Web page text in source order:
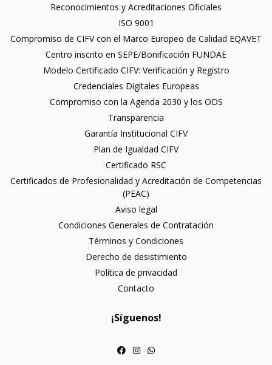
Reconocimientos y Acreditaciones Oficiales
ISO 9001
Compromiso de CIFV con el Marco Europeo de Calidad EQAVET
Centro inscrito en SEPE/Bonificación FUNDAE
Modelo Certificado CIFV: Verificación y Registro
Credenciales Digitales Europeas
Compromiso con la Agenda 2030 y los ODS
Transparencia
Garantía Institucional CIFV
Plan de Igualdad CIFV
Certificado RSC
Certificados de Profesionalidad y Acreditación de Competencias
(PEAC)
Aviso legal
Condiciones Generales de Contratación
Términos y Condiciones
Derecho de desistimiento
Política de privacidad
Contacto
¡Síguenos!